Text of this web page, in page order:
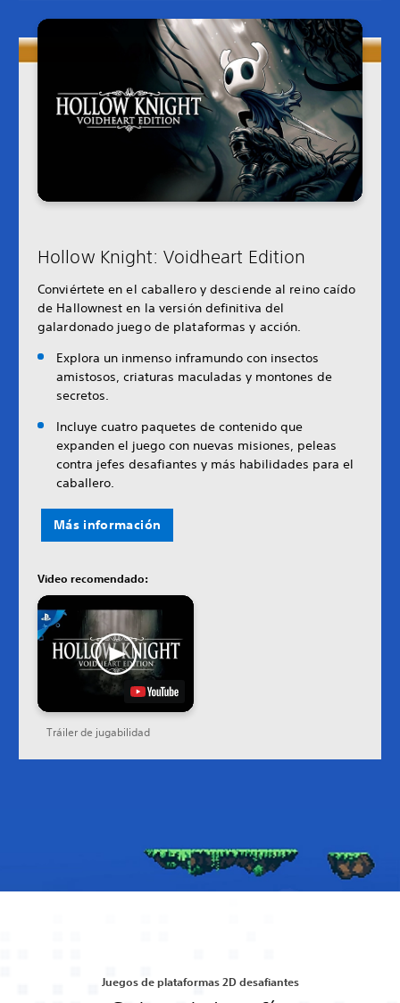
Hollow Knight: Voidheart Edition
Conviértete en el caballero y desciende al reino caído
de Hallownest en la versión definitiva del
galardonado juego de plataformas y acción.
Explora un inmenso inframundo con insectos
amistosos, criaturas maculadas y montones de
secretos.
Incluye cuatro paquetes de contenido que
expanden el juego con nuevas misiones, peleas
contra jefes desafiantes y más habilidades para el
caballero.
Más información
Video recomendado:
Tráiler de jugabilidad
Juegos de plataformas 2D desafiantes